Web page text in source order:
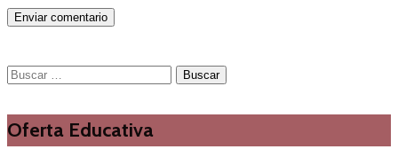
Buscar:
Oferta Educativa